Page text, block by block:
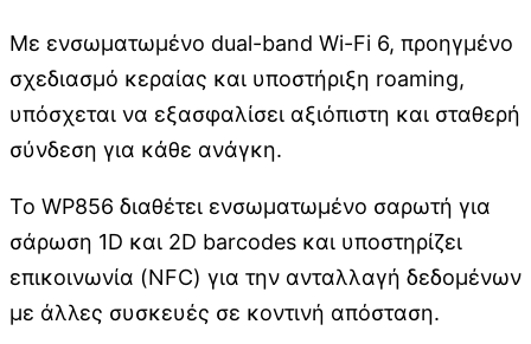
Με ενσωματωμένο dual-band Wi-Fi 6, προηγμένο
σχεδιασμό κεραίας και υποστήριξη roaming,
υπόσχεται να εξασφαλίσει αξιόπιστη και σταθερή
σύνδεση για κάθε ανάγκη.
Το WP856 διαθέτει ενσωματωμένο σαρωτή για
σάρωση 1D και 2D barcodes και υποστηρίζει
επικοινωνία (NFC) για την ανταλλαγή δεδομένων
με άλλες συσκευές σε κοντινή απόσταση.